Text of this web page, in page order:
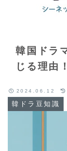
韓国ドラ
じる理由
韓ドラ豆知識
2024.06.12